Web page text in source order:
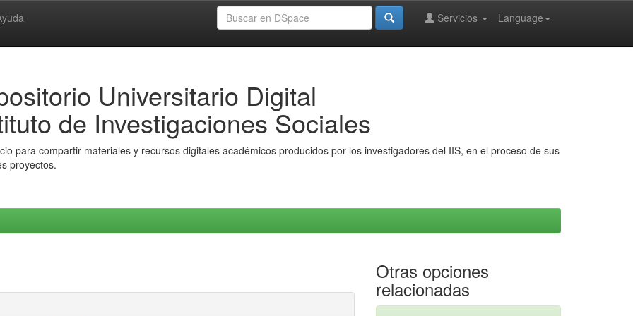
Language
Servicios
Universitario Digital
de Investigaciones Sociales
para compartir materiales y recursos digitales académicos producidos por los investigadores del IIS, en el proceso de sus
proyectos.
Otras opciones
relacionadas